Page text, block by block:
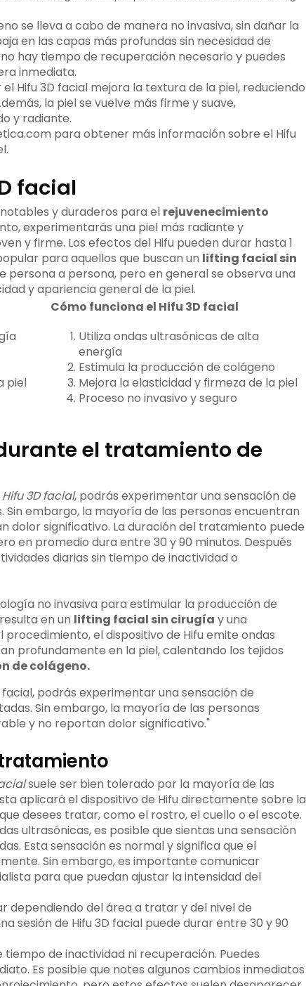
se lleva a cabo de manera no invasiva, sin dañar la
en las capas más profundas sin necesidad de
hay tiempo de recuperación necesario y puedes
inmediata.
Hifu 3D facial mejora la textura de la piel, reduciendo
la piel se vuelve más firme y suave,
y radiante.
para obtener más información sobre el Hifu
facial
y duraderos para el rejuvenecimiento
experimentarás una piel más radiante y
y firme. Los efectos del Hifu pueden durar hasta 1
para aquellos que buscan un lifting facial sin
persona a persona, pero en general se observa una
y apariencia general de la piel.
Cómo funciona el Hifu 3D facial
piel
Utiliza ondas ultrasónicas de alta
energía
Estimula la producción de colágeno
Mejora la elasticidad y firmeza de la piel
Proceso no invasivo y seguro
el tratamiento de
3D facial, podrás experimentar una sensación de
embargo, la mayoría de las personas encuentran
significativo. La duración del tratamiento puede
en promedio dura entre 30 y 90 minutos. Después
diarias sin tiempo de inactividad o
no invasiva para estimular la producción de
en un lifting facial sin cirugía y una
el dispositivo de Hifu emite ondas
profundamente en la piel, calentando los tejidos
de colágeno.
podrás experimentar una sensación de
Sin embargo, la mayoría de las personas
y no reportan dolor significativo."
suele ser bien tolerado por la mayoría de las
aplicará el dispositivo de Hifu directamente sobre la
desees tratar, como el rostro, el cuello o el escote.
ultrasónicas, es posible que sientas una sensación
Esta sensación es normal y significa que el
Sin embargo, es importante comunicar
para que puedan ajustar la intensidad del
dependiendo del área a tratar y del nivel de
sesión de Hifu 3D facial puede durar entre 30 y 90
de inactividad ni recuperación. Puedes
Es posible que notes algunos cambios inmediatos